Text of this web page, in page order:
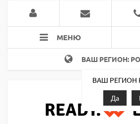
МЕНЮ
ВАШ РЕГИОН:
ВАШ РЕГИОН
Да